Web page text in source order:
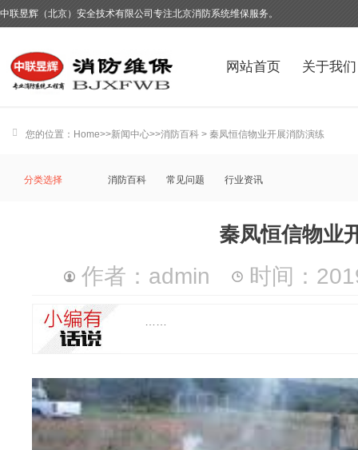
中联昱辉（北京）安全技术有限公司专注北京消防系统维保服务。
网站首页 关于我们
您的位置： Home>>新闻中心>>消防百科 > 秦凤恒信物业开展消防演练
分类选择 消防百科 常见问题 行业资讯
秦凤恒信物业
作者：admin 时间：